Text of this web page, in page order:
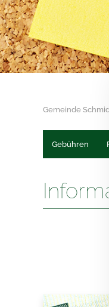
Gemeinde
Navigation
überspringen
Gebühren